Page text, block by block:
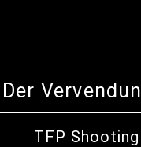
Der
TFP Shooting